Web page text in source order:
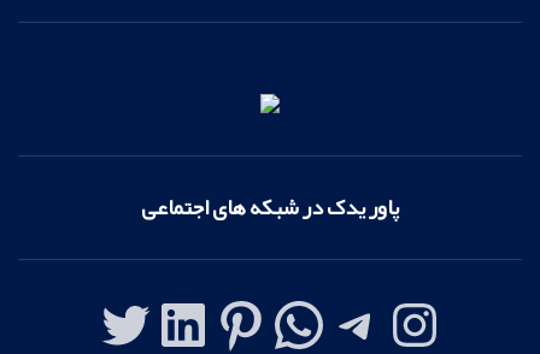
پاور یدک در شبکه های اجتماعی